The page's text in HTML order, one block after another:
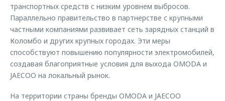
транспортных средств с низким уровнем выбросов.
Параллельно правительство в партнерстве с крупными
частными компаниями развивает сеть зарядных станций в
Коломбо и других крупных городах. Эти меры
способствуют повышению популярности электромобилей,
создавая благоприятные условия для выхода OMODA и
JAECOO на локальный рынок.
На территории страны бренды OMODA и JAECOO